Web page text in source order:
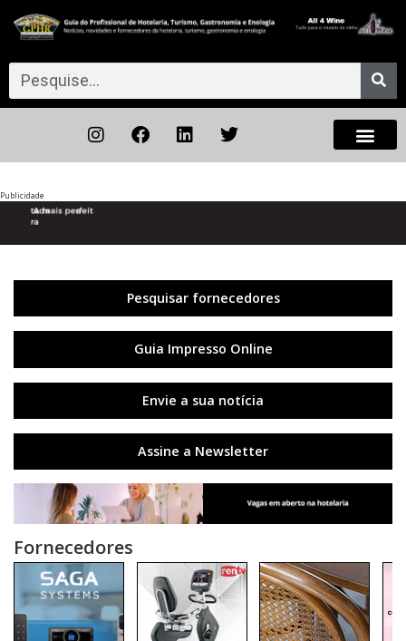
Publicidade
Pesquisar fornecedores
Guia Impresso Online
Envie a sua notícia
Assine a Newsletter
Fornecedores